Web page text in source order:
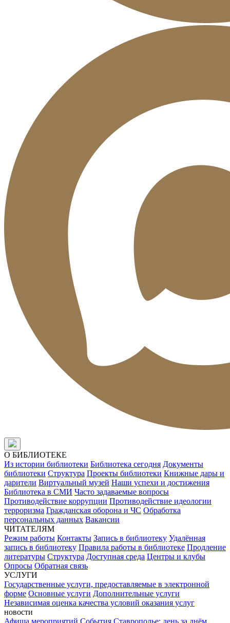
О БИБЛИОТЕКЕ
Из истории библиотеки Библиотека сегодня Документы
библиотеки Структура Проекты библиотеки Книжные дары и
дарители Виртуальный музей Наши успехи и достижения
Библиотека в СМИ Часто задаваемые вопросы
Противодействие коррупции Противодействие идеологии
терроризма Гражданская оборона и ЧС Обработка
персональных данных Вакансии
ЧИТАТЕЛЯМ
Режим работы Контакты Запись в библиотеку Удалённая
запись в библиотеку Правила работы в библиотеке Продление
литературы Структура Доступная среда Центры и клубы
Опросы Обратная связь
УСЛУГИ
Государственные услуги, предоставляемые в электронной
форме Основные услуги Дополнительные услуги
Независимая оценка качества условий оказания услуг
новости
Афиша мероприятий События Ставрополье: день за днём